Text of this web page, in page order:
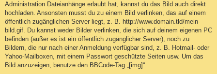
Administration Dateianhänge erlaubt hat, kannst du das Bild auch direkt
hochladen. Ansonsten musst du zu einem Bild verlinken, das auf einem
öffentlich zugänglichen Server liegt, z. B. http://www.domain.tld/mein-
bild.gif. Du kannst weder Bilder verlinken, die sich auf deinem eigenen PC
befinden (außer es ist ein öffentlich zugänglicher Server), noch zu
Bildern, die nur nach einer Anmeldung verfügbar sind, z. B. Hotmail- oder
Yahoo-Mailboxen, mit einem Passwort geschützte Seiten usw. Um das
Bild anzuzeigen, benutze den BBCode-Tag „[img]“.